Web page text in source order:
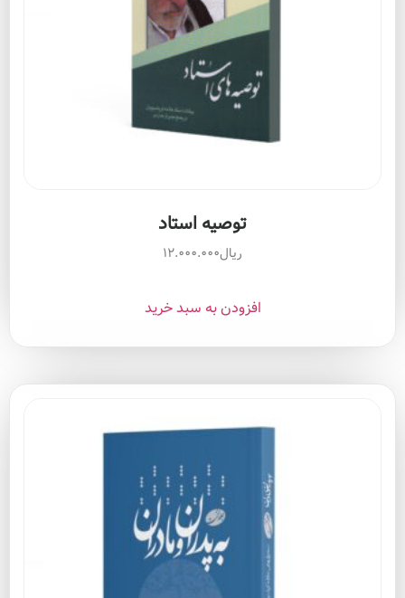
توصیه استاد
ریال۱۲.۰۰۰.۰۰۰
افزودن به سبد خرید